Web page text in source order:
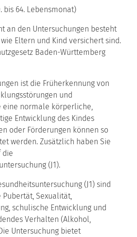
bis 64. Lebensmonat)
an den Untersuchungen besteht
Eltern und Kind versichert sind.
Baden-Württemberg
ist die Früherkennung von
und
eine normale körperliche,
Entwicklung des Kindes
oder Förderungen können so
werden. Zusätzlich haben Sie
die
(J1).
(J1) sind
Sexualität,
schulische Entwicklung und
Verhalten (Alkohol,
Untersuchung bietet